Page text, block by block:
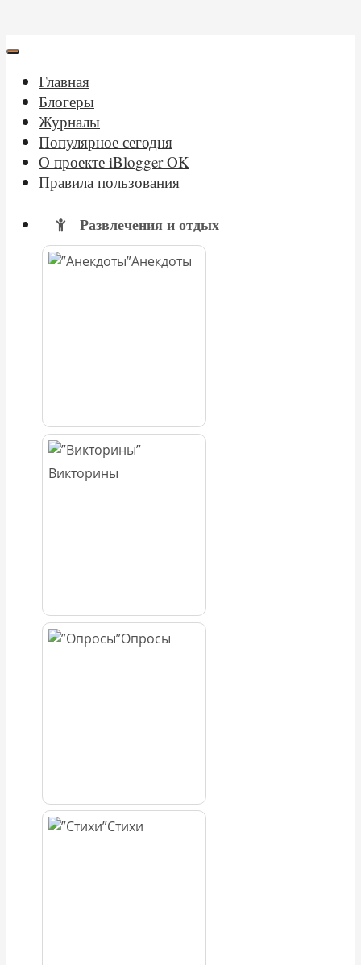
Главная
Блогеры
Журналы
Популярное сегодня
О проекте iBlogger OK
Правила пользования
Развлечения и отдых
Анекдоты
Викторины
Опросы
Стихи